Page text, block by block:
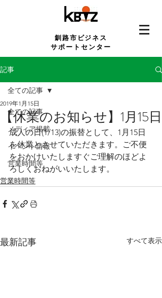
釧路市ビジネス
サポートセンター
記事
全ての記事
メディア掲載
イベント情報
営業時間等
全ての記事
【休業のお知らせ】1月15日
2019年1月15日
成人の日(1/13)の振替として、1月15日
を休業とさせていただきます。ご不便
をおかけいたしますぐご理解のほどよ
ろしくおねがいいたします。
営業時間等
最新記事 すべて表示